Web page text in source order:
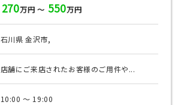
270万円 ～ 550万円
石川県 金沢市,
店舗にご来店されたお客様のご用件や...
10:00 ～ 19:00